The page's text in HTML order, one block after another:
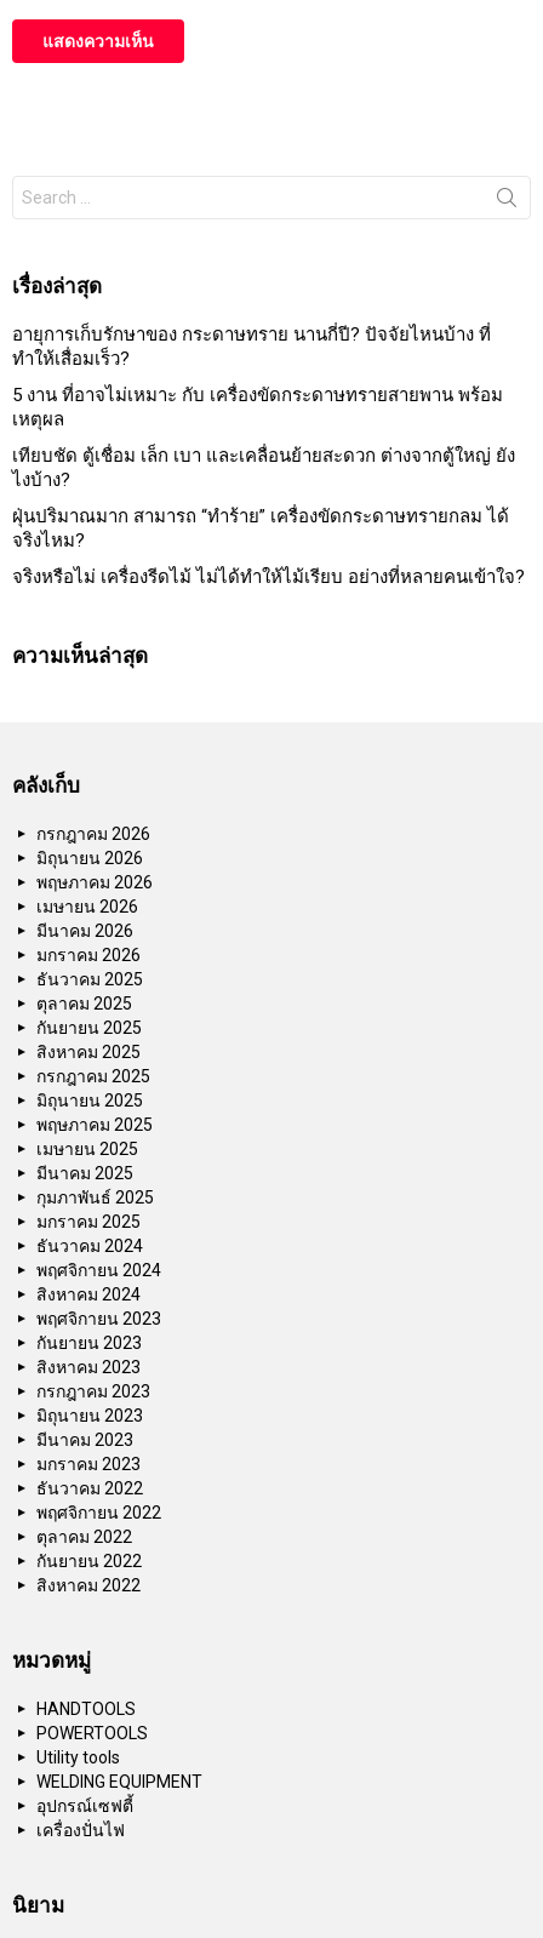
Search
for:
เรื่องล่าสุด
อายุการเก็บรักษาของ กระดาษทราย นานกี่ปี? ปัจจัยไหนบ้าง ที่
ทำให้เสื่อมเร็ว?
5 งาน ที่อาจไม่เหมาะ กับ เครื่องขัดกระดาษทรายสายพาน พร้อม
เหตุผล
เทียบชัด ตู้เชื่อม เล็ก เบา และเคลื่อนย้ายสะดวก ต่างจากตู้ใหญ่ ยัง
ไงบ้าง?
ฝุ่นปริมาณมาก สามารถ “ทำร้าย” เครื่องขัดกระดาษทรายกลม ได้
จริงไหม?
จริงหรือไม่ เครื่องรีดไม้ ไม่ได้ทำให้ไม้เรียบ อย่างที่หลายคนเข้าใจ?
ความเห็นล่าสุด
คลังเก็บ
กรกฎาคม 2026
มิถุนายน 2026
พฤษภาคม 2026
เมษายน 2026
มีนาคม 2026
มกราคม 2026
ธันวาคม 2025
ตุลาคม 2025
กันยายน 2025
สิงหาคม 2025
กรกฎาคม 2025
มิถุนายน 2025
พฤษภาคม 2025
เมษายน 2025
มีนาคม 2025
กุมภาพันธ์ 2025
มกราคม 2025
ธันวาคม 2024
พฤศจิกายน 2024
สิงหาคม 2024
พฤศจิกายน 2023
กันยายน 2023
สิงหาคม 2023
กรกฎาคม 2023
มิถุนายน 2023
มีนาคม 2023
มกราคม 2023
ธันวาคม 2022
พฤศจิกายน 2022
ตุลาคม 2022
กันยายน 2022
สิงหาคม 2022
หมวดหมู่
HANDTOOLS
POWERTOOLS
Utility tools
WELDING EQUIPMENT
อุปกรณ์เซฟตี้
เครื่องปั่นไฟ
นิยาม